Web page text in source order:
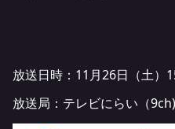
放送日時：11月26日（土）
放送局：テレビにらい（9ch)